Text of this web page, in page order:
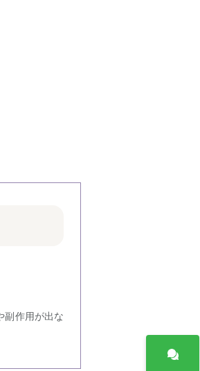
副作用が出な